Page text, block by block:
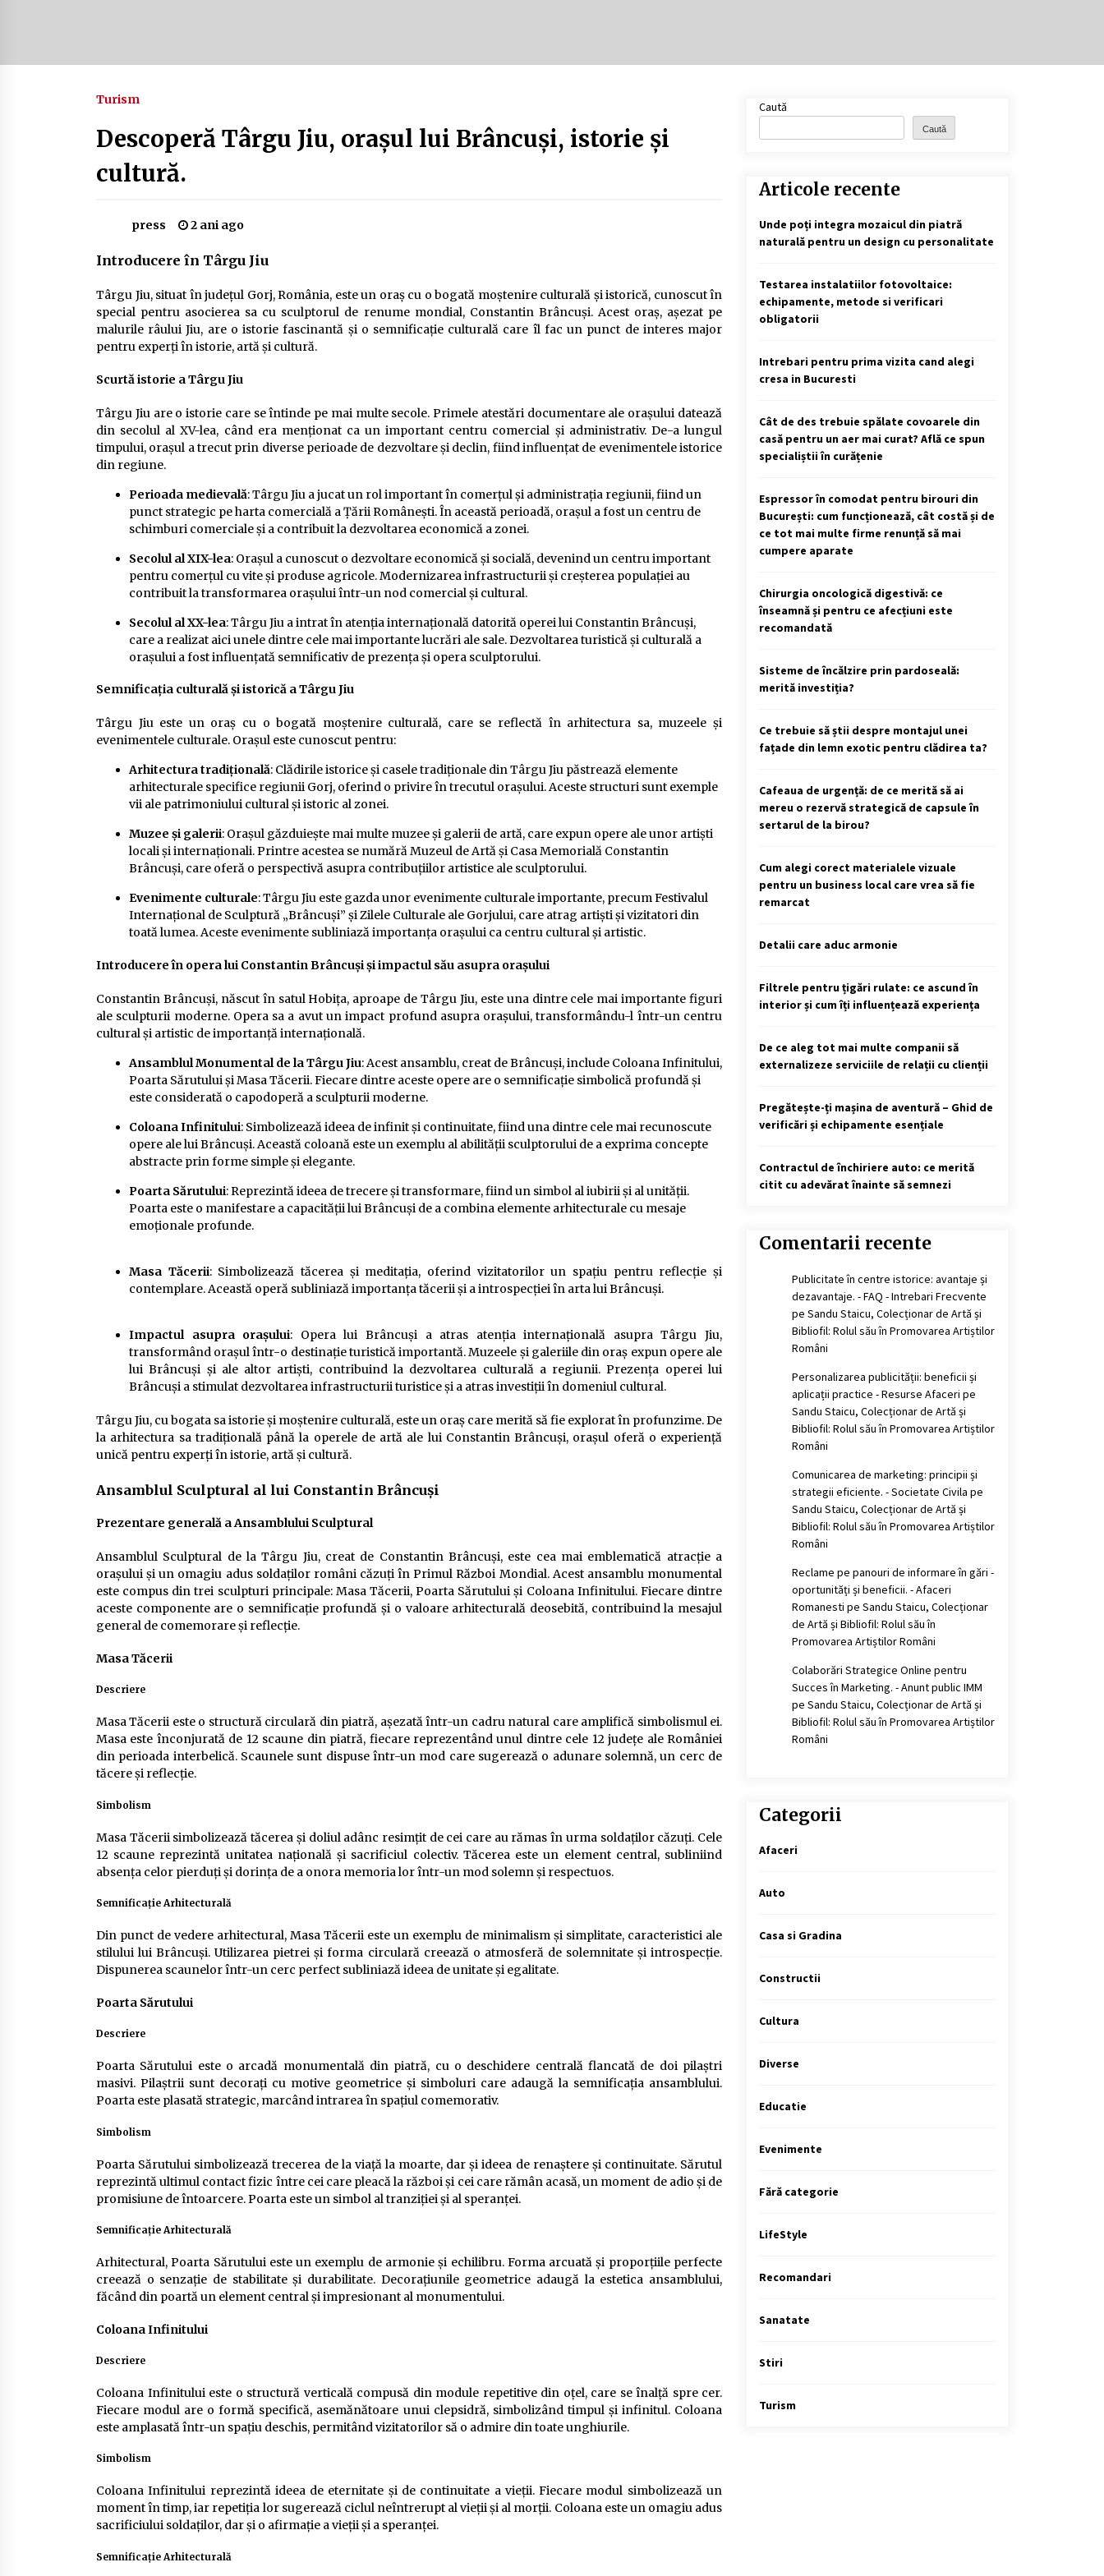
2 ani ago 2 ani ago
Cum să alegi firul de pescuit perfect
2 ani ago
2 ani ago
2 ani ago
Turism
Descoperă Târgu Jiu, orașul lui Brâncuși, istorie și
cultură.
press 2 ani ago
Introducere în Târgu Jiu
Târgu Jiu, situat în județul Gorj, România, este un oraș cu o bogată moștenire culturală și istorică, cunoscut în
special pentru asocierea sa cu sculptorul de renume mondial, Constantin Brâncuși. Acest oraș, așezat pe
malurile râului Jiu, are o istorie fascinantă și o semnificație culturală care îl fac un punct de interes major
pentru experți în istorie, artă și cultură.
Scurtă istorie a Târgu Jiu
Târgu Jiu are o istorie care se întinde pe mai multe secole. Primele atestări documentare ale orașului datează
din secolul al XV-lea, când era menționat ca un important centru comercial și administrativ. De-a lungul
timpului, orașul a trecut prin diverse perioade de dezvoltare și declin, fiind influențat de evenimentele istorice
din regiune.
Perioada medievală: Târgu Jiu a jucat un rol important în comerțul și administrația regiunii, fiind un
punct strategic pe harta comercială a Țării Românești. În această perioadă, orașul a fost un centru de
schimburi comerciale și a contribuit la dezvoltarea economică a zonei.
Secolul al XIX-lea: Orașul a cunoscut o dezvoltare economică și socială, devenind un centru important
pentru comerțul cu vite și produse agricole. Modernizarea infrastructurii și creșterea populației au
contribuit la transformarea orașului într-un nod comercial și cultural.
Secolul al XX-lea: Târgu Jiu a intrat în atenția internațională datorită operei lui Constantin Brâncuși,
care a realizat aici unele dintre cele mai importante lucrări ale sale. Dezvoltarea turistică și culturală a
orașului a fost influențată semnificativ de prezența și opera sculptorului.
Semnificația culturală și istorică a Târgu Jiu
Târgu Jiu este un oraș cu o bogată moștenire culturală, care se reflectă în arhitectura sa, muzeele și
evenimentele culturale. Orașul este cunoscut pentru:
Arhitectura tradițională: Clădirile istorice și casele tradiționale din Târgu Jiu păstrează elemente
arhitecturale specifice regiunii Gorj, oferind o privire în trecutul orașului. Aceste structuri sunt exemple
vii ale patrimoniului cultural și istoric al zonei.
Muzee și galerii: Orașul găzduiește mai multe muzee și galerii de artă, care expun opere ale unor artiști
locali și internaționali. Printre acestea se numără Muzeul de Artă și Casa Memorială Constantin
Brâncuși, care oferă o perspectivă asupra contribuțiilor artistice ale sculptorului.
Evenimente culturale: Târgu Jiu este gazda unor evenimente culturale importante, precum Festivalul
Internațional de Sculptură „Brâncuși” și Zilele Culturale ale Gorjului, care atrag artiști și vizitatori din
toată lumea. Aceste evenimente subliniază importanța orașului ca centru cultural și artistic.
Introducere în opera lui Constantin Brâncuși și impactul său asupra orașului
Constantin Brâncuși, născut în satul Hobița, aproape de Târgu Jiu, este una dintre cele mai importante figuri
ale sculpturii moderne. Opera sa a avut un impact profund asupra orașului, transformându-l într-un centru
cultural și artistic de importanță internațională.
Ansamblul Monumental de la Târgu Jiu: Acest ansamblu, creat de Brâncuși, include Coloana Infinitului,
Poarta Sărutului și Masa Tăcerii. Fiecare dintre aceste opere are o semnificație simbolică profundă și
este considerată o capodoperă a sculpturii moderne.
Coloana Infinitului: Simbolizează ideea de infinit și continuitate, fiind una dintre cele mai recunoscute
opere ale lui Brâncuși. Această coloană este un exemplu al abilității sculptorului de a exprima concepte
abstracte prin forme simple și elegante.
Poarta Sărutului: Reprezintă ideea de trecere și transformare, fiind un simbol al iubirii și al unității.
Poarta este o manifestare a capacității lui Brâncuși de a combina elemente arhitecturale cu mesaje
emoționale profunde.
Masa Tăcerii: Simbolizează tăcerea și meditația, oferind vizitatorilor un spațiu pentru reflecție și
contemplare. Această operă subliniază importanța tăcerii și a introspecției în arta lui Brâncuși.
Impactul asupra orașului: Opera lui Brâncuși a atras atenția internațională asupra Târgu Jiu,
transformând orașul într-o destinație turistică importantă. Muzeele și galeriile din oraș expun opere ale
lui Brâncuși și ale altor artiști, contribuind la dezvoltarea culturală a regiunii. Prezența operei lui
Brâncuși a stimulat dezvoltarea infrastructurii turistice și a atras investiții în domeniul cultural.
Târgu Jiu, cu bogata sa istorie și moștenire culturală, este un oraș care merită să fie explorat în profunzime. De
la arhitectura sa tradițională până la operele de artă ale lui Constantin Brâncuși, orașul oferă o experiență
unică pentru experți în istorie, artă și cultură.
Ansamblul Sculptural al lui Constantin Brâncuși
Prezentare generală a Ansamblului Sculptural
Ansamblul Sculptural de la Târgu Jiu, creat de Constantin Brâncuși, este cea mai emblematică atracție a
orașului și un omagiu adus soldaților români căzuți în Primul Război Mondial. Acest ansamblu monumental
este compus din trei sculpturi principale: Masa Tăcerii, Poarta Sărutului și Coloana Infinitului. Fiecare dintre
aceste componente are o semnificație profundă și o valoare arhitecturală deosebită, contribuind la mesajul
general de comemorare și reflecție.
Masa Tăcerii
Descriere
Masa Tăcerii este o structură circulară din piatră, așezată într-un cadru natural care amplifică simbolismul ei.
Masa este înconjurată de 12 scaune din piatră, fiecare reprezentând unul dintre cele 12 județe ale României
din perioada interbelică. Scaunele sunt dispuse într-un mod care sugerează o adunare solemnă, un cerc de
tăcere și reflecție.
Simbolism
Masa Tăcerii simbolizează tăcerea și doliul adânc resimțit de cei care au rămas în urma soldaților căzuți. Cele
12 scaune reprezintă unitatea națională și sacrificiul colectiv. Tăcerea este un element central, subliniind
absența celor pierduți și dorința de a onora memoria lor într-un mod solemn și respectuos.
Semnificație Arhitecturală
Din punct de vedere arhitectural, Masa Tăcerii este un exemplu de minimalism și simplitate, caracteristici ale
stilului lui Brâncuși. Utilizarea pietrei și forma circulară creează o atmosferă de solemnitate și introspecție.
Dispunerea scaunelor într-un cerc perfect subliniază ideea de unitate și egalitate.
Poarta Sărutului
Descriere
Poarta Sărutului este o arcadă monumentală din piatră, cu o deschidere centrală flancată de doi pilaștri
masivi. Pilaștrii sunt decorați cu motive geometrice și simboluri care adaugă la semnificația ansamblului.
Poarta este plasată strategic, marcând intrarea în spațiul comemorativ.
Simbolism
Poarta Sărutului simbolizează trecerea de la viață la moarte, dar și ideea de renaștere și continuitate. Sărutul
reprezintă ultimul contact fizic între cei care pleacă la război și cei care rămân acasă, un moment de adio și de
promisiune de întoarcere. Poarta este un simbol al tranziției și al speranței.
Semnificație Arhitecturală
Arhitectural, Poarta Sărutului este un exemplu de armonie și echilibru. Forma arcuată și proporțiile perfecte
creează o senzație de stabilitate și durabilitate. Decorațiunile geometrice adaugă la estetica ansamblului,
făcând din poartă un element central și impresionant al monumentului.
Coloana Infinitului
Descriere
Coloana Infinitului este o structură verticală compusă din module repetitive din oțel, care se înalță spre cer.
Fiecare modul are o formă specifică, asemănătoare unui clepsidră, simbolizând timpul și infinitul. Coloana
este amplasată într-un spațiu deschis, permitând vizitatorilor să o admire din toate unghiurile.
Simbolism
Coloana Infinitului reprezintă ideea de eternitate și de continuitate a vieții. Fiecare modul simbolizează un
moment în timp, iar repetiția lor sugerează ciclul neîntrerupt al vieții și al morții. Coloana este un omagiu adus
sacrificiului soldaților, dar și o afirmație a vieții și a speranței.
Semnificație Arhitecturală
Caută
Caută
Articole recente
Unde poți integra mozaicul din piatră
naturală pentru un design cu personalitate
Testarea instalatiilor fotovoltaice:
echipamente, metode si verificari
obligatorii
Intrebari pentru prima vizita cand alegi
cresa in Bucuresti
Cât de des trebuie spălate covoarele din
casă pentru un aer mai curat? Află ce spun
specialiștii în curățenie
Espressor în comodat pentru birouri din
București: cum funcționează, cât costă și de
ce tot mai multe firme renunță să mai
cumpere aparate
Chirurgia oncologică digestivă: ce
înseamnă și pentru ce afecțiuni este
recomandată
Sisteme de încălzire prin pardoseală:
merită investiția?
Ce trebuie să știi despre montajul unei
fațade din lemn exotic pentru clădirea ta?
Cafeaua de urgență: de ce merită să ai
mereu o rezervă strategică de capsule în
sertarul de la birou?
Cum alegi corect materialele vizuale
pentru un business local care vrea să fie
remarcat
Detalii care aduc armonie
Filtrele pentru țigări rulate: ce ascund în
interior și cum îți influențează experiența
De ce aleg tot mai multe companii să
externalizeze serviciile de relații cu clienții
Pregătește-ți mașina de aventură – Ghid de
verificări și echipamente esențiale
Contractul de închiriere auto: ce merită
citit cu adevărat înainte să semnezi
Comentarii recente
Publicitate în centre istorice: avantaje și
dezavantaje. - FAQ - Intrebari Frecvente
pe Sandu Staicu, Colecționar de Artă și
Bibliofil: Rolul său în Promovarea Artiștilor
Români
Personalizarea publicității: beneficii și
aplicații practice - Resurse Afaceri pe
Sandu Staicu, Colecționar de Artă și
Bibliofil: Rolul său în Promovarea Artiștilor
Români
Comunicarea de marketing: principii și
strategii eficiente. - Societate Civila pe
Sandu Staicu, Colecționar de Artă și
Bibliofil: Rolul său în Promovarea Artiștilor
Români
Reclame pe panouri de informare în gări -
oportunități și beneficii. - Afaceri
Romanesti pe Sandu Staicu, Colecționar
de Artă și Bibliofil: Rolul său în
Promovarea Artiștilor Români
Colaborări Strategice Online pentru
Succes în Marketing. - Anunt public IMM
pe Sandu Staicu, Colecționar de Artă și
Bibliofil: Rolul său în Promovarea Artiștilor
Români
Categorii
Afaceri
Auto
Casa si Gradina
Constructii
Cultura
Diverse
Educatie
Evenimente
Fără categorie
LifeStyle
Recomandari
Sanatate
Stiri
Turism